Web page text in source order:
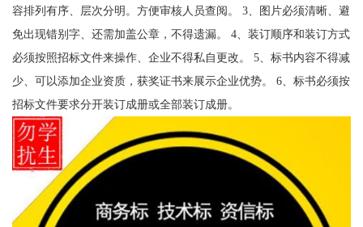
容排列有序、层次分明。方便审核人员查阅。 3、图片必须清晰、避
免出现错别字、还需加盖公章，不得遗漏。 4、装订顺序和装订方式
必须按照招标文件来操作、企业不得私自更改。 5、标书内容不得减
少、可以添加企业资质，获奖证书来展示企业优势。 6、标书必须按
招标文件要求分开装订成册或全部装订成册。